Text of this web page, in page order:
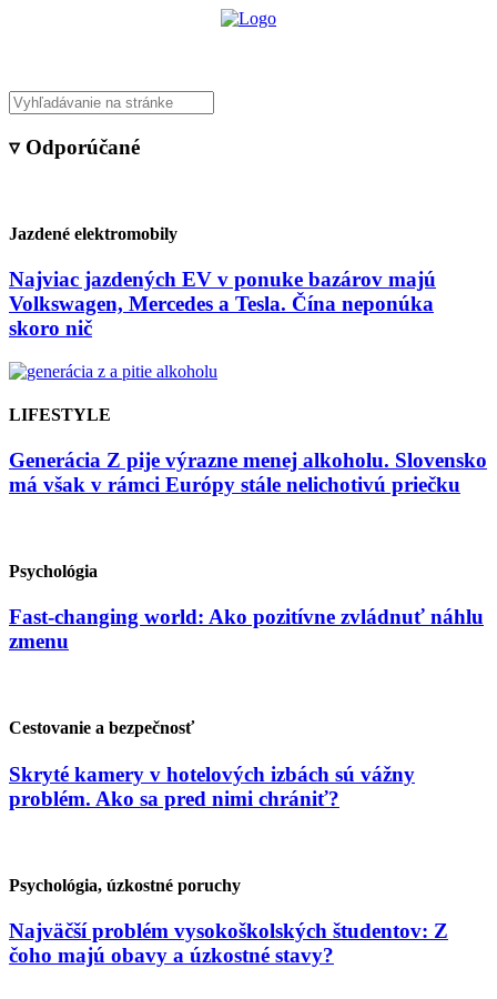
▿ Odporúčané
Jazdené elektromobily
Najviac jazdených EV v ponuke bazárov majú
Volkswagen, Mercedes a Tesla. Čína neponúka
skoro nič
LIFESTYLE
Generácia Z pije výrazne menej alkoholu. Slovensko
má však v rámci Európy stále nelichotivú priečku
Psychológia
Fast-changing world: Ako pozitívne zvládnuť náhlu
zmenu
Cestovanie a bezpečnosť
Skryté kamery v hotelových izbách sú vážny
problém. Ako sa pred nimi chrániť?
Psychológia, úzkostné poruchy
Najväčší problém vysokoškolských študentov: Z
čoho majú obavy a úzkostné stavy?